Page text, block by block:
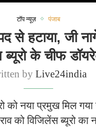
टॉप न्यूज़ पंजाब
से हटाया, जी
ब्यूरो के चीफ
byLive24india
को नया प्रमुख मिल
को विजिलेंस ब्यूरो का